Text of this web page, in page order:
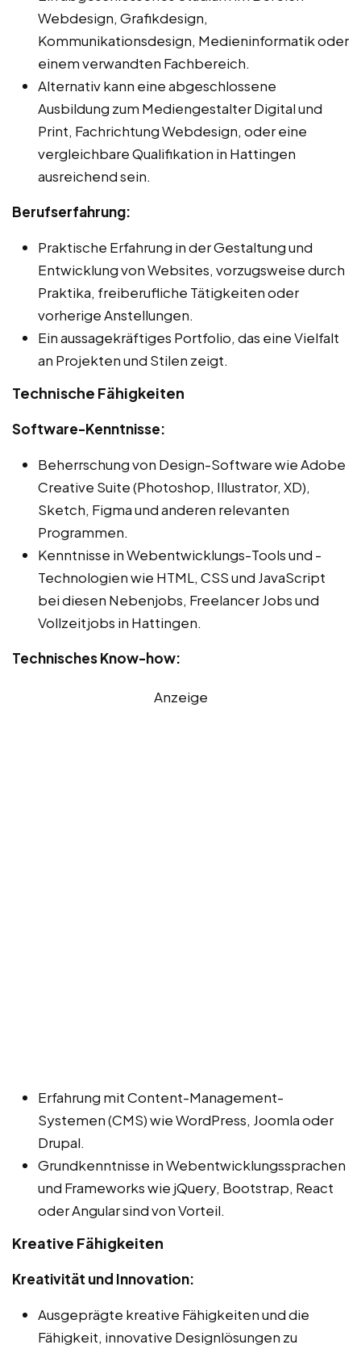
Webdesign, Grafikdesign,
Kommunikationsdesign, Medieninformatik oder
einem verwandten Fachbereich.
Alternativ kann eine abgeschlossene
Ausbildung zum Mediengestalter Digital und
Print, Fachrichtung Webdesign, oder eine
vergleichbare Qualifikation in Hattingen
ausreichend sein.
Berufserfahrung:
Praktische Erfahrung in der Gestaltung und
Entwicklung von Websites, vorzugsweise durch
Praktika, freiberufliche Tätigkeiten oder
vorherige Anstellungen.
Ein aussagekräftiges Portfolio, das eine Vielfalt
an Projekten und Stilen zeigt.
Technische Fähigkeiten
Software-Kenntnisse:
Beherrschung von Design-Software wie Adobe
Creative Suite (Photoshop, Illustrator, XD),
Sketch, Figma und anderen relevanten
Programmen.
Kenntnisse in Webentwicklungs-Tools und -
Technologien wie HTML, CSS und JavaScript
bei diesen Nebenjobs, Freelancer Jobs und
Vollzeitjobs in Hattingen.
Technisches Know-how:
Anzeige
Erfahrung mit Content-Management-
Systemen (CMS) wie WordPress, Joomla oder
Drupal.
Grundkenntnisse in Webentwicklungssprachen
und Frameworks wie jQuery, Bootstrap, React
oder Angular sind von Vorteil.
Kreative Fähigkeiten
Kreativität und Innovation:
Ausgeprägte kreative Fähigkeiten und die
Fähigkeit, innovative Designlösungen zu